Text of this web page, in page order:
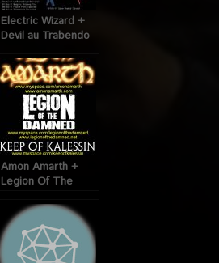
Electric Wizard +
Devil au Trabendo
2011
Amon Amarth +
Legion Of The
Kalessin @
Trabendo (Paris),
10 Mars 2009